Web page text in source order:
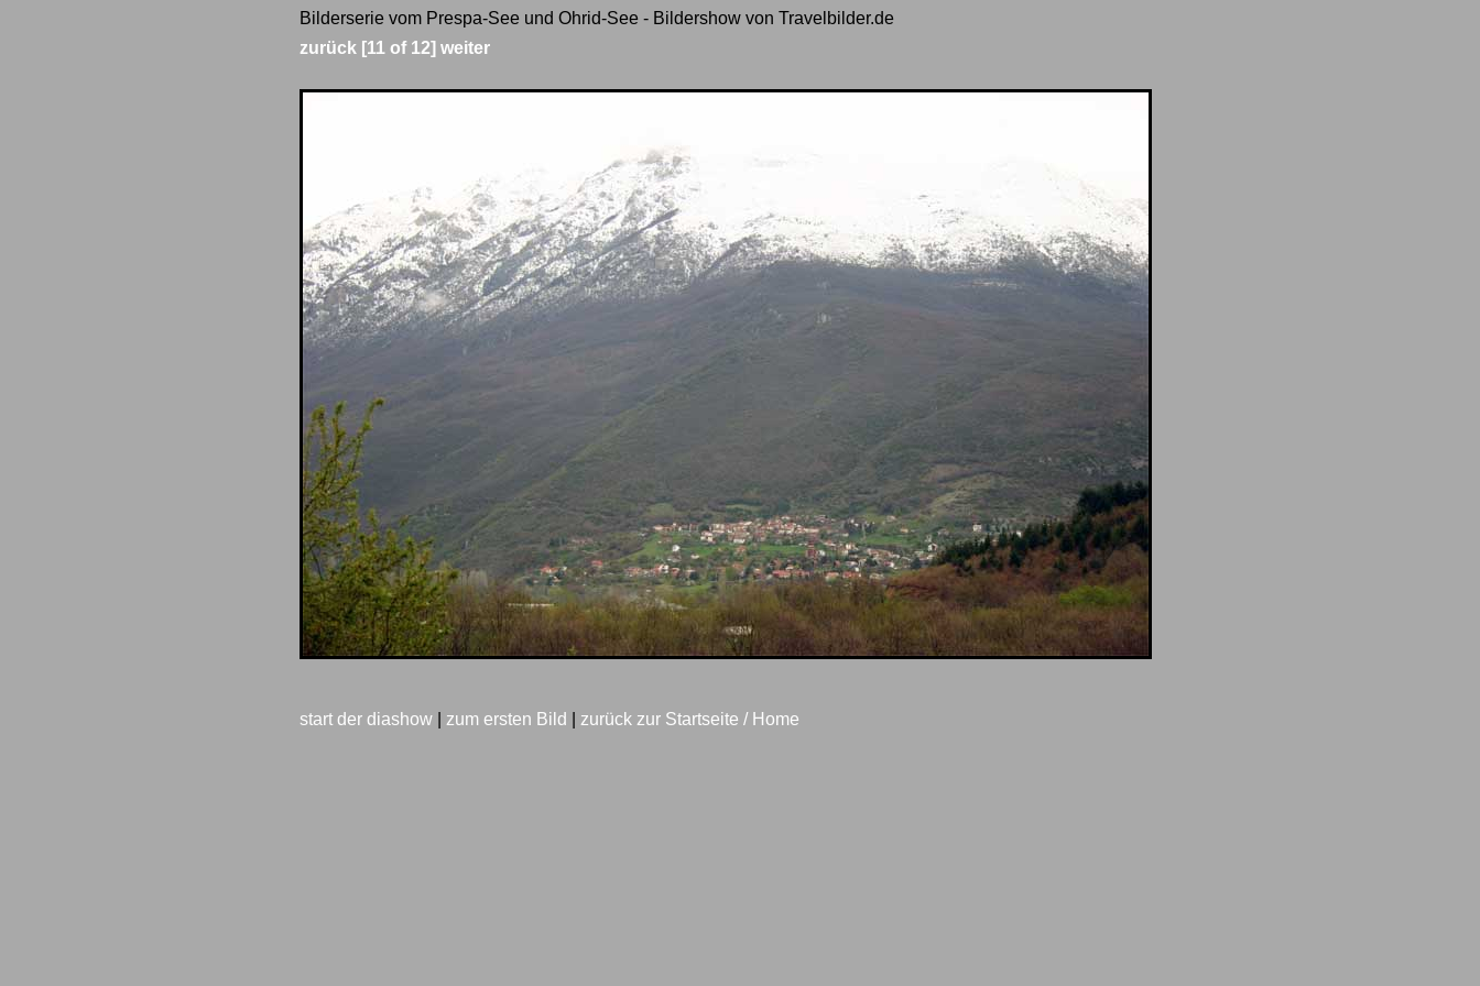
Bilderserie vom Prespa-See und Ohrid-See - Bildershow von Travelbilder.de
zurück [11 of 12] weiter
start der diashow zum ersten Bild zurück zur Startseite / Home